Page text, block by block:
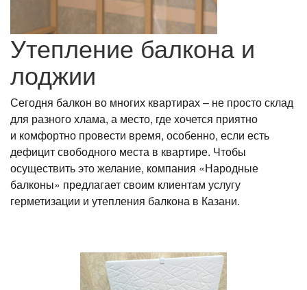
Утепление балкона и
лоджии
Сегодня балкон во многих квартирах – не просто склад
для разного хлама, а место, где хочется приятно
и комфортно провести время, особенно, если есть
дефицит свободного места в квартире. Чтобы
осуществить это желание, компания «Народные
балконы» предлагает своим клиентам услугу
герметизации и утепления балкона в Казани.